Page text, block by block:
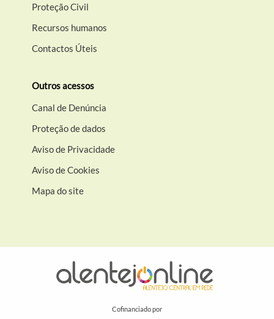
Proteção Civil
Recursos humanos
Contactos Úteis
Outros acessos
Canal de Denúncia
Proteção de dados
Aviso de Privacidade
Aviso de Cookies
Mapa do site
Cofinanciado por